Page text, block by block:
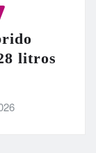
litros